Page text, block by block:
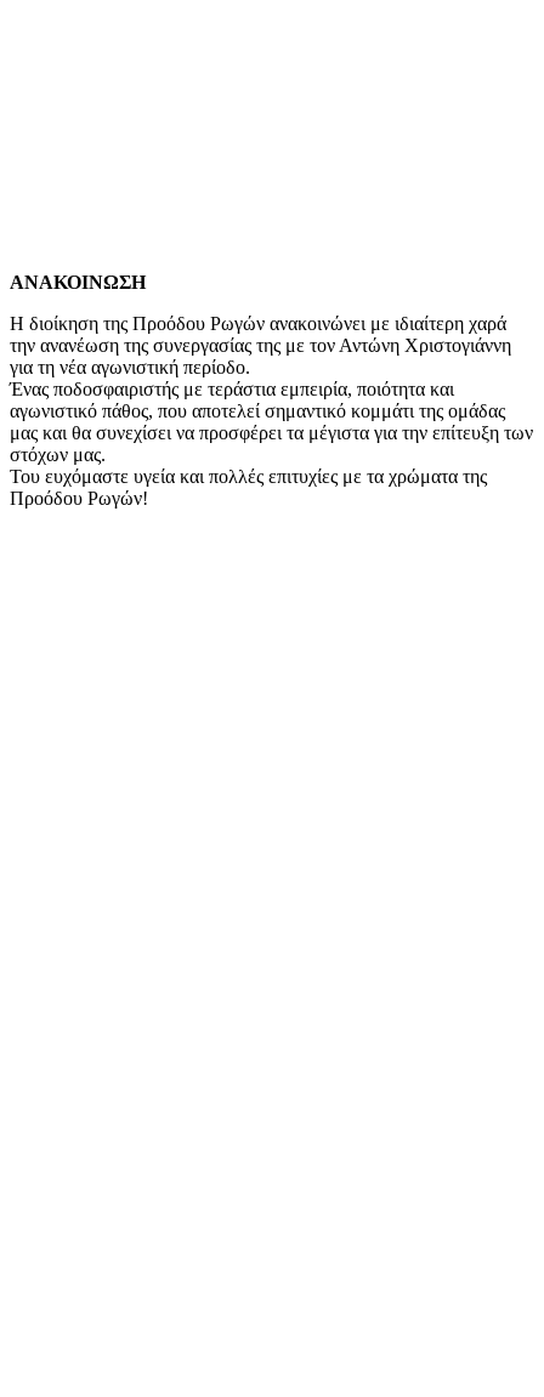
ΑΝΑΚΟΙΝΩΣΗ
Η διοίκηση της Προόδου Ρωγών ανακοινώνει με ιδιαίτερη χαρά
την ανανέωση της συνεργασίας της με τον Αντώνη Χριστογιάννη
για τη νέα αγωνιστική περίοδο.
Ένας ποδοσφαιριστής με τεράστια εμπειρία, ποιότητα και
αγωνιστικό πάθος, που αποτελεί σημαντικό κομμάτι της ομάδας
μας και θα συνεχίσει να προσφέρει τα μέγιστα για την επίτευξη των
στόχων μας.
Του ευχόμαστε υγεία και πολλές επιτυχίες με τα χρώματα της
Προόδου Ρωγών!